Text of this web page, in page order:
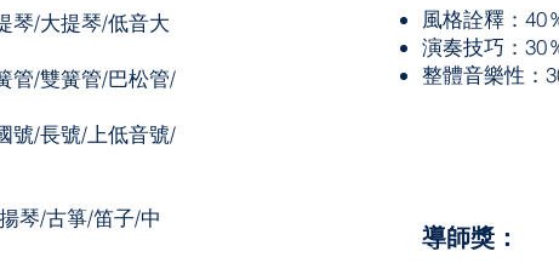
琴/大提琴/低音大
管/雙簧管/巴松管/
號/長號/上低音號/
琴/古箏/笛子/中
風格詮釋：40
演奏技巧：30
整體音樂性：
導師獎：